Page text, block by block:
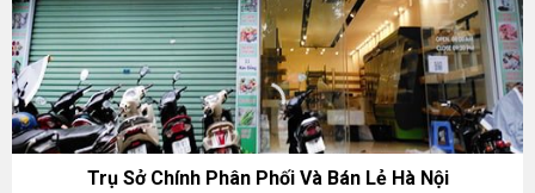
Trụ Sở Chính Phân Phối Và Bán Lẻ Hà Nội